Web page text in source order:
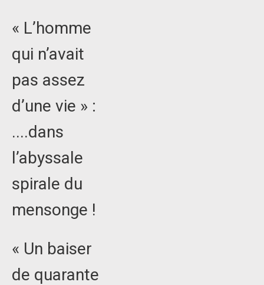
« L’homme
qui n’avait
pas assez
d’une vie » :
....dans
l’abyssale
spirale du
mensonge !
« Un baiser
de quarante